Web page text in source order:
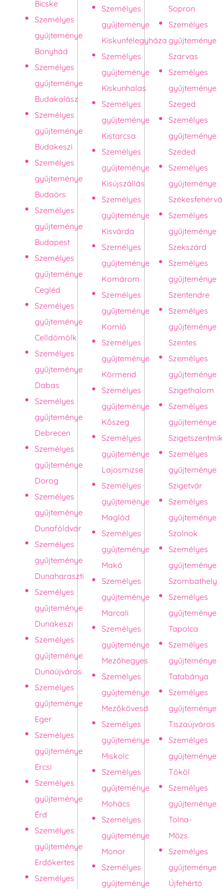
Bicske
Személyes
gyűjteménye
Bonyhád
Személyes
gyűjteménye
Budakalász
Személyes
gyűjteménye
Budakeszi
Személyes
gyűjteménye
Budaörs
Személyes
gyűjteménye
Budapest
Személyes
gyűjteménye
Cegléd
Személyes
gyűjteménye
Celldömölk
Személyes
gyűjteménye
Dabas
Személyes
gyűjteménye
Debrecen
Személyes
gyűjteménye
Dorog
Személyes
gyűjteménye
Dunaföldvár
Személyes
gyűjteménye
Dunaharaszti
Személyes
gyűjteménye
Dunakeszi
Személyes
gyűjteménye
Dunaújváros
Személyes
gyűjteménye
Eger
Személyes
gyűjteménye
Ercsi
Személyes
gyűjteménye
Érd
Személyes
gyűjteménye
Erdőkertes
Személyes
Személyes
gyűjteménye
Kiskunfélegyháza
Személyes
gyűjteménye
Kiskunhalas
Személyes
gyűjteménye
Kistarcsa
Személyes
gyűjteménye
Kisújszállás
Személyes
gyűjteménye
Kisvárda
Személyes
gyűjteménye
Komárom
Személyes
gyűjteménye
Komló
Személyes
gyűjteménye
Körmend
Személyes
gyűjteménye
Kőszeg
Személyes
gyűjteménye
Lajosmizse
Személyes
gyűjteménye
Maglód
Személyes
gyűjteménye
Makó
Személyes
gyűjteménye
Marcali
Személyes
gyűjteménye
Mezőhegyes
Személyes
gyűjteménye
Mezőkövesd
Személyes
gyűjteménye
Miskolc
Személyes
gyűjteménye
Mohács
Személyes
gyűjteménye
Monor
Személyes
gyűjteménye
Sopron
Személyes
gyűjteménye
Szarvas
Személyes
gyűjteménye
Szeged
Személyes
gyűjteménye
Szeded
Személyes
gyűjteménye
Személyes
gyűjteménye
Szekszárd
Személyes
gyűjteménye
Szentendre
Személyes
gyűjteménye
Szentes
Személyes
gyűjteménye
Szigethalom
Személyes
gyűjteménye
Személyes
gyűjteménye
Szigetvár
Személyes
gyűjteménye
Szolnok
Személyes
gyűjteménye
Szombathely
Személyes
gyűjteménye
Tapolca
Személyes
gyűjteménye
Tatabánya
Személyes
gyűjteménye
Tiszaújváros
Személyes
gyűjteménye
Tököl
Személyes
gyűjteménye
Tolna-
Mözs
Személyes
gyűjteménye
Újfehértó